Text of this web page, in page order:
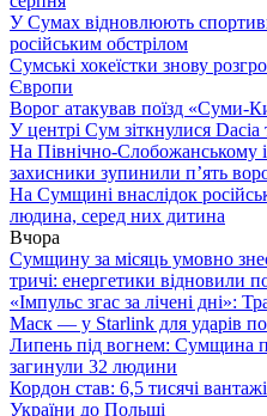
У Сумах відновлюють
російським обстрілом
Сумські хокеїстки знову
Європи
Ворог атакував поїзд «Суми-
У центрі Сум зіткнулися Dacia
На Північно-Слобожанському
захисники зупинили п’ять
На Сумщині внаслідок
людина, серед них дитина
Вчора
Сумщину за місяць умовно
тричі: енергетики відновили
«Імпульс згас за лічені дні»:
Маск — у Starlink для ударів
Липень під вогнем: Сумщина
загинули 32 людини
Кордон став: 6,5 тисячі
України до Польщі